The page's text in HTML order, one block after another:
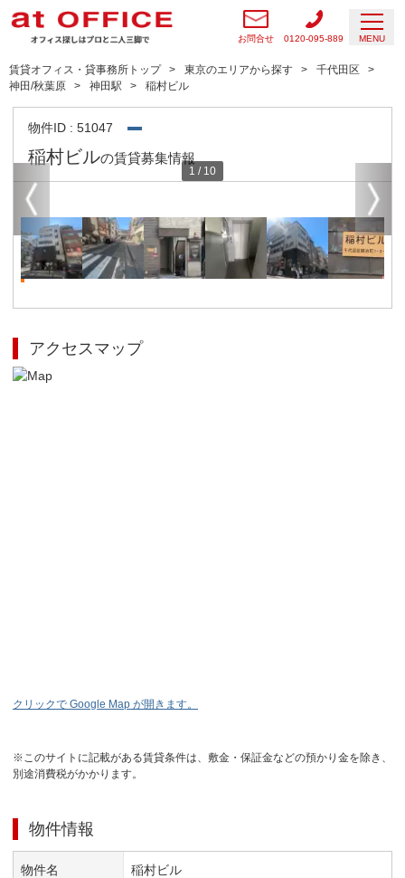
お問合せ 0120-095-889 MENU
賃貸オフィス・貸事務所トップ 東京のエリアから探す
千代田区
神田/秋葉原
神田駅 稲村ビル
物件ID : 51047
稲村ビルの賃貸募集情報
1 / 10
アクセスマップ
クリックで Google Map が開きます。
※このサイトに記載がある賃貸条件は、敷金・保証金などの預かり金を除き、
別途消費税がかかります。
物件情報
物件名 稲村ビル